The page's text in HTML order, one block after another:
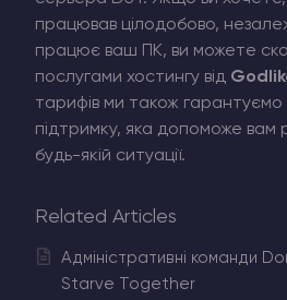
працював цілодобово,
працює ваш ПК, ви можете
послугами хостингу від
тарифів ми також гарантуємо
підтримку, яка допоможе вам
будь-якій ситуації.
Related Articles
Адміністративні команди
Starve Together